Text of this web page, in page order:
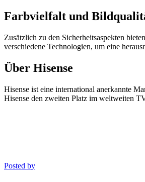
Farbvielfalt und
Zusätzlich zu den Sicherheitsaspekten
verschiedene Technologien, um eine
Über Hisense
Hisense ist eine international anerkannte
Hisense den zweiten Platz im weltweiten
Posted by